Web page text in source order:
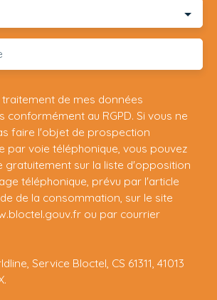
de mes données
conformément au RGPD. Si vous ne
faire l'objet de prospection
par voie téléphonique, vous pouvez
gratuitement sur la liste d'opposition
téléphonique, prévu par l'article
de la consommation, sur le site
ou par courrier
Service Bloctel, CS 61311, 41013